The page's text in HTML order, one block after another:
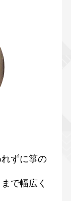
ずに箏の
で幅広く